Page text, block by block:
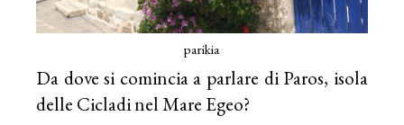
parikia
Da dove si comincia a parlare di Paros, isola
delle Cicladi nel Mare Egeo?